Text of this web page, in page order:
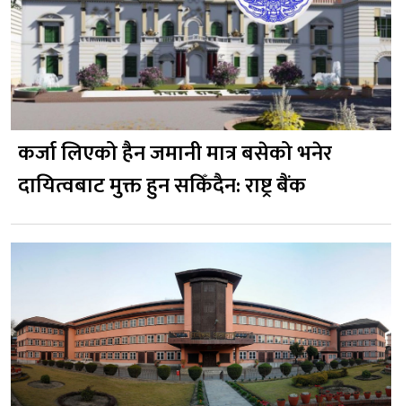
कर्जा लिएको हैन जमानी मात्र बसेको भनेर
दायित्वबाट मुक्त हुन सकिँदैन: राष्ट्र बैंक